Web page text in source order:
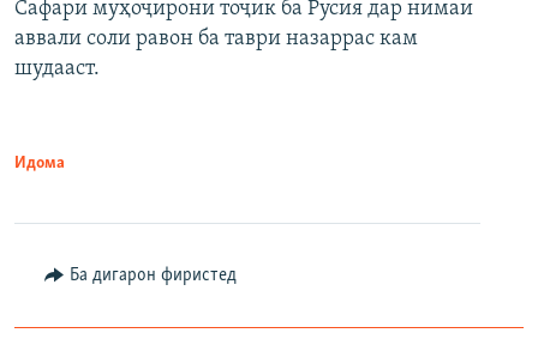
Сафари муҳоҷирони тоҷик ба Русия дар нимаи
аввали соли равон ба таври назаррас кам
шудааст.
Идома
Ба дигарон фиристед